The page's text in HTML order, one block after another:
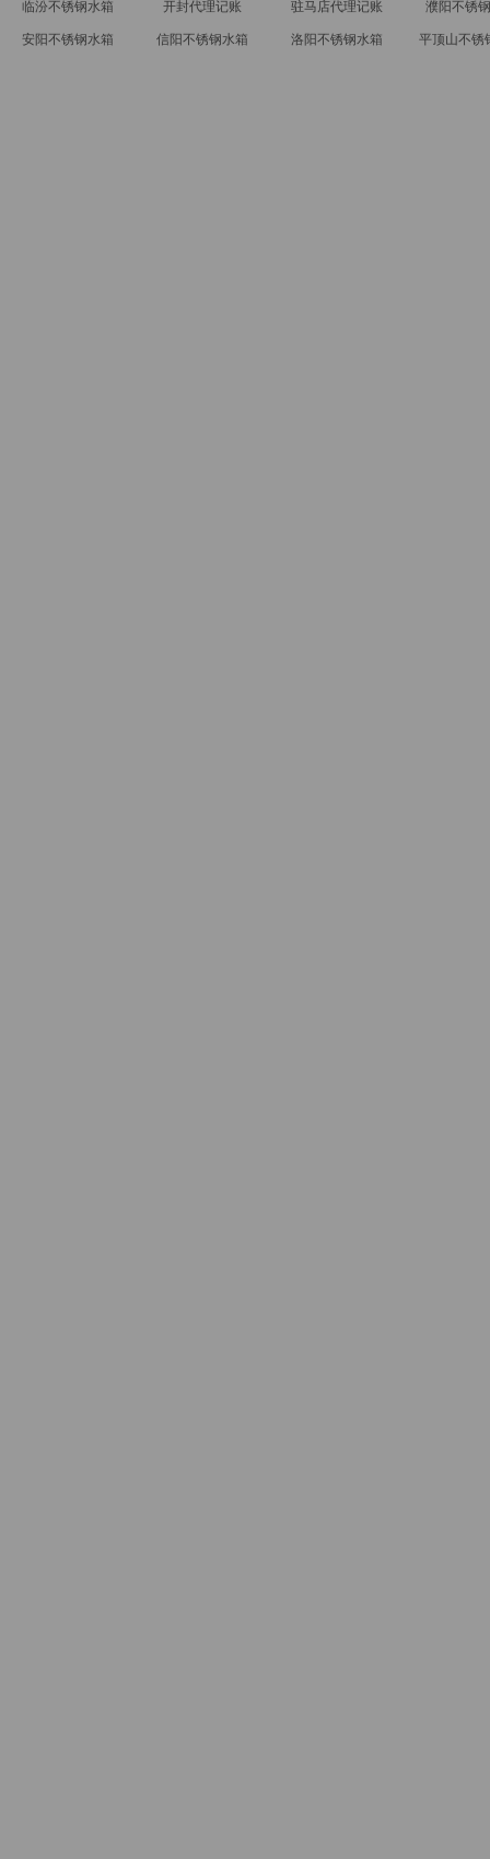
临汾不锈钢水箱 开封代理记账 驻马店代理记账 濮阳不锈
安阳不锈钢水箱 信阳不锈钢水箱 洛阳不锈钢水箱 平顶山不锈